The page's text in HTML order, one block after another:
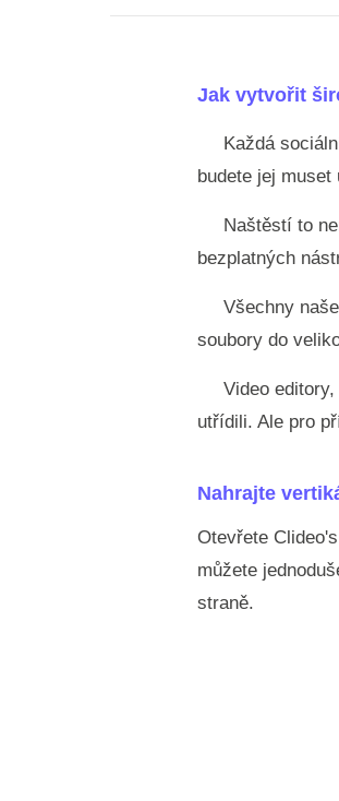
Jak vytvořit
Každá
budete jej
Naštěstí to
bezplatných
Všechny
soubory do
Video
utřídili. Ale pro
Nahrajte
Otevřete
můžete
straně.